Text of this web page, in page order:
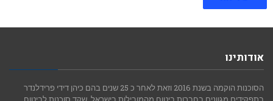
אודותינו
הסוכנות הוקמה בשנת 2016 וזאת לאחר כ 25 שנים בהם כיהן דידי פרידלנדר